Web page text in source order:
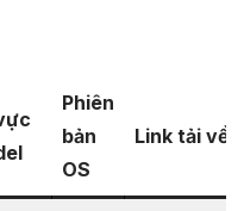
Phiên
bản
OS
Link tải về